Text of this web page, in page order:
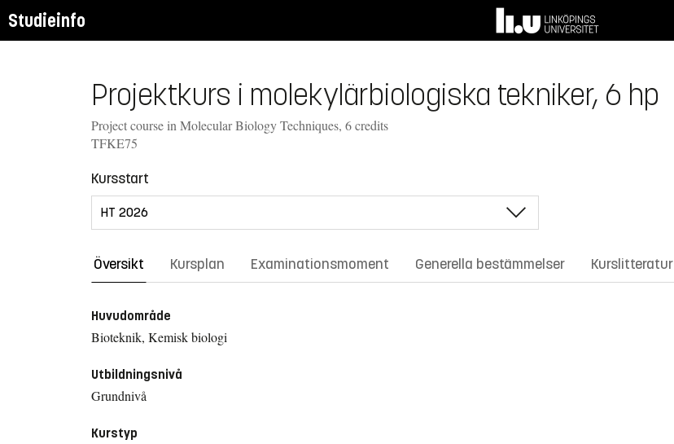
Studieinfo
Projektkurs i molekylärbiologiska tekniker, 6 hp
Project course in Molecular Biology Techniques, 6 credits
TFKE75
Kursstart
Översikt Kursplan Examinationsmoment Generella bestämmelser Kurslitteratur
Huvudområde
Bioteknik, Kemisk biologi
Utbildningsnivå
Grundnivå
Kurstyp